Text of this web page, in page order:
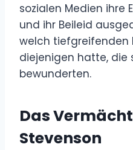
sozialen Medien ihre
und ihr Beileid
welch tiefgreifenden
diejenigen hatte, die
bewunderten.
Das
Stevenson